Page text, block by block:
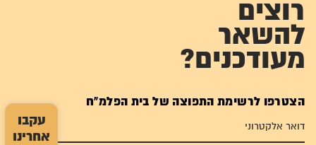
עקבו
אחרינו
רוצים
להשאר
מעודכנים?
הצטרפו לרשימת התפוצה של בית הפלמ"ח